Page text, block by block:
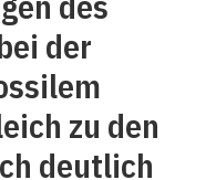
der
zu den
deutlich